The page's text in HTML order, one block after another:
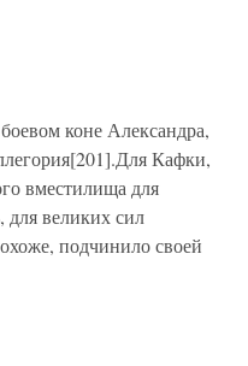
коне Александра,
Кафки,
вместилища для
для великих сил
подчинило своей